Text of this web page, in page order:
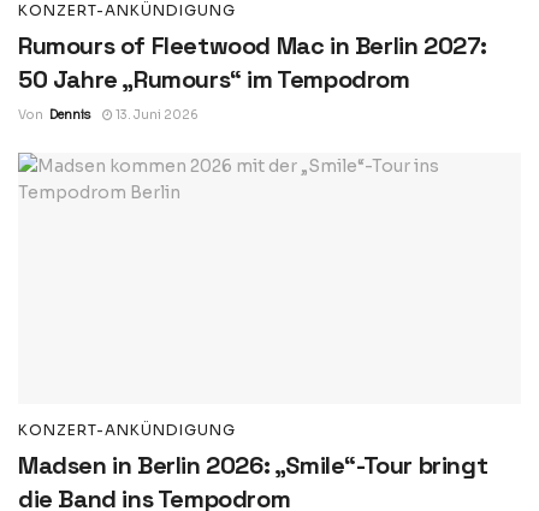
KONZERT-ANKÜNDIGUNG
Rumours of Fleetwood Mac in Berlin 2027:
50 Jahre „Rumours“ im Tempodrom
Von Dennis 13. Juni 2026
KONZERT-ANKÜNDIGUNG
Madsen in Berlin 2026: „Smile“-Tour bringt
die Band ins Tempodrom